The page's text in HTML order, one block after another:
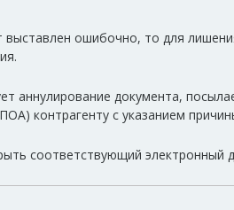
выставлен ошибочно, то для
аннулирование документа,
контрагенту с указанием
соответствующий электронный